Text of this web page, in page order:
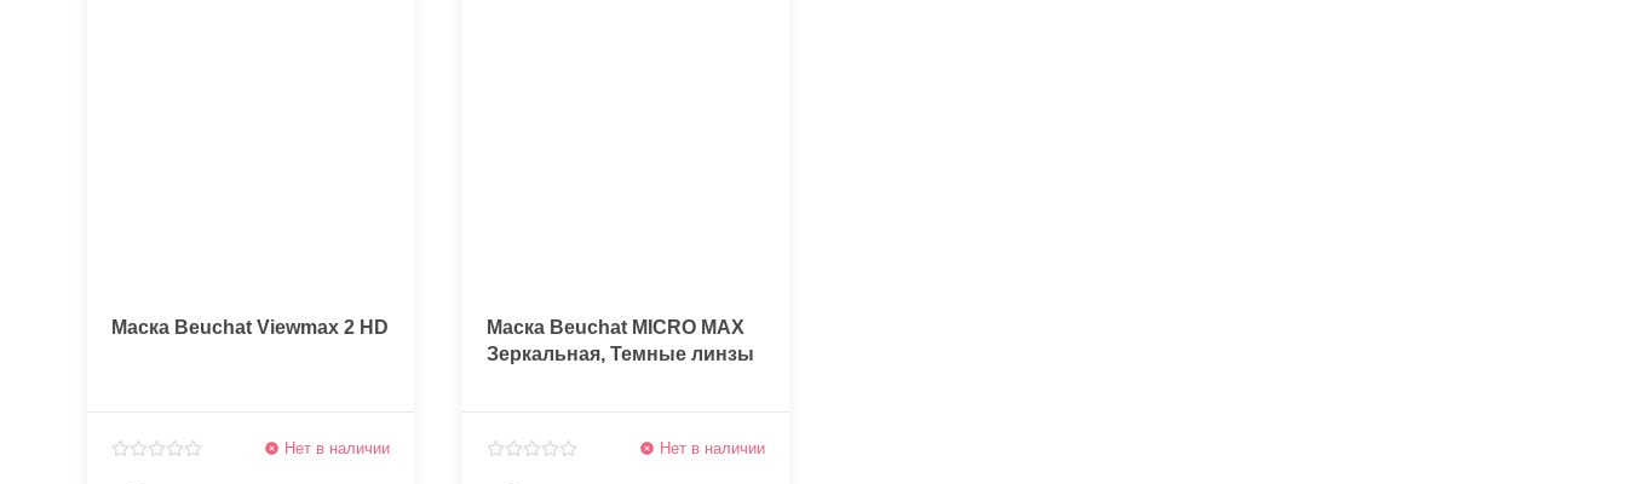
Маска Beuchat Viewmax 2 HD
Нет в наличии
Маска Beuchat MICRO MAX
Зеркальная, Темные линзы
Нет в наличии